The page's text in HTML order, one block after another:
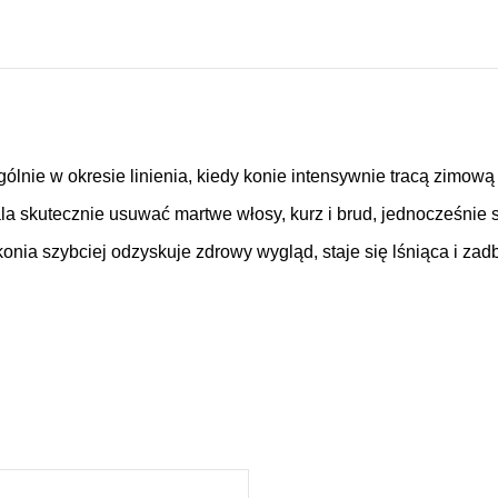
w okresie linienia, kiedy konie intensywnie tracą
skutecznie usuwać martwe włosy, kurz i brud,
szybciej odzyskuje zdrowy wygląd, staje się lśniąca i